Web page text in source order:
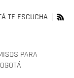
TE ESCUCHA
PARA